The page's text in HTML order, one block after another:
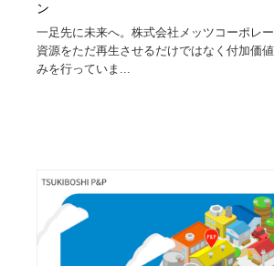
ン
一足先に未来へ。株式会社メッツコーポレ
資源をただ再生させるだけではなく付加価
みを行っていま...